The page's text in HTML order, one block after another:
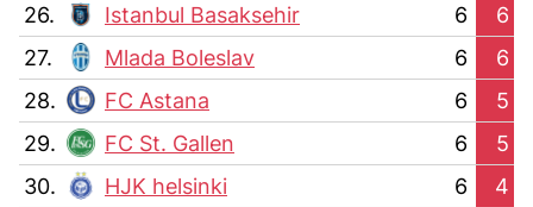
26.
Istanbul Basaksehir 6
6
27.
Mlada Boleslav 6
6
28.
FC Astana 6
5
29.
FC St. Gallen 6
5
30.
HJK helsinki 6
4